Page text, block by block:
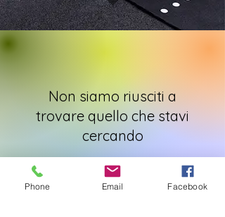
Non siamo riusciti a
trovare quello che stavi
cercando
Contattaci o consulta gli altri servizi
Phone Email Facebook